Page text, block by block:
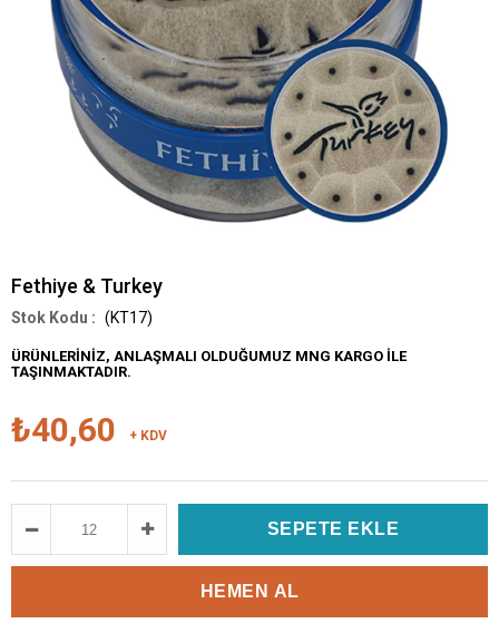
Fethiye & Turkey
(KT17)
ÜRÜNLERİNİZ, ANLAŞMALI OLDUĞUMUZ MNG KARGO İLE
TAŞINMAKTADIR.
₺40,60 + KDV